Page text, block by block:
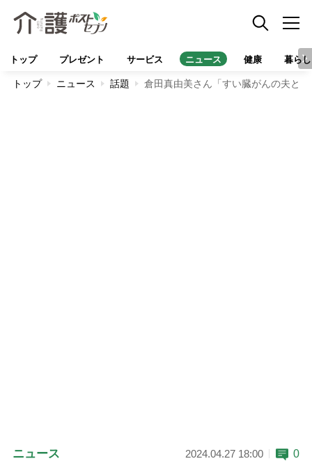
トップ プレゼント サービス ニュース 健康 暮らし
トップ ニュース 話題 倉田真由美さん「すい臓がんの夫と
ニュース 2024.04.27 18:00 0